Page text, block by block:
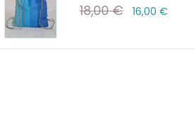
18,00 € 16,00 €